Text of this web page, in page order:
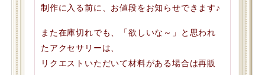
制作に入る前に、お値段をお知らせできます♪
また在庫切れでも、「欲しいな～」と思われ
たアクセサリーは、
リクエストいただいて材料がある場合は再販